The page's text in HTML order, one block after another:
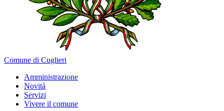
Comune di Cuglieri
Amministrazione
Novità
Servizi
Vivere il comune